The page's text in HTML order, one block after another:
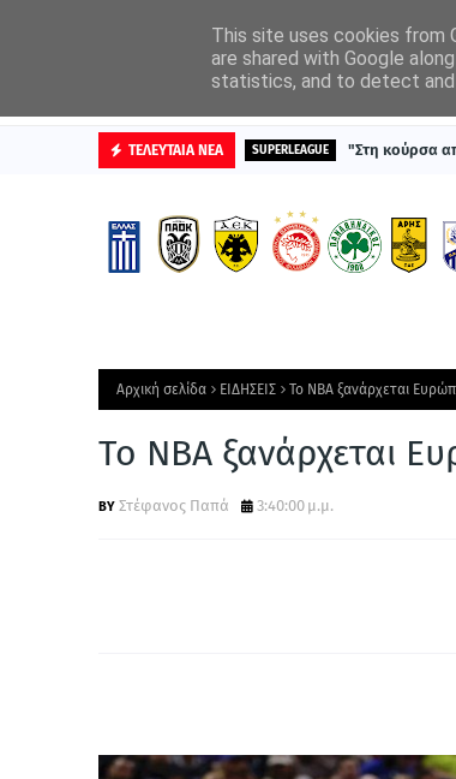
ΤΕΛΕΥΤΑΙΑ ΝΕΑ SUPERLEAGUE "Στη κούρσα
Αρχική σελίδα ΕΙΔΗΣΕΙΣ Το ΝΒΑ ξανάρχεται
Το ΝΒΑ ξανάρχεται
Στέφανος Παπά 3:40:00 μ.μ.
This site uses cookies from
are shared with Google
statistics, and to detect and